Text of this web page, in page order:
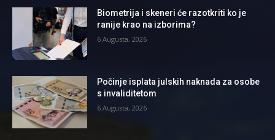
Biometrija i skeneri će razotkriti ko je
ranije krao na izborima?
6 Augusta, 2026
Počinje isplata julskih naknada za osobe
s invaliditetom
6 Augusta, 2026